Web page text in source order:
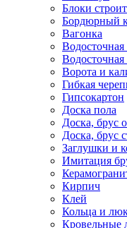
Блоки
Бордюрный
Вагонка
Водосточная
Водосточная
Ворота и
Гибкая
Гипсокартон
Доска пола
Доска, брус
Доска, брус
Заглушки и
Имитация
Кирпич
Клей
Кольца и
Кровельные